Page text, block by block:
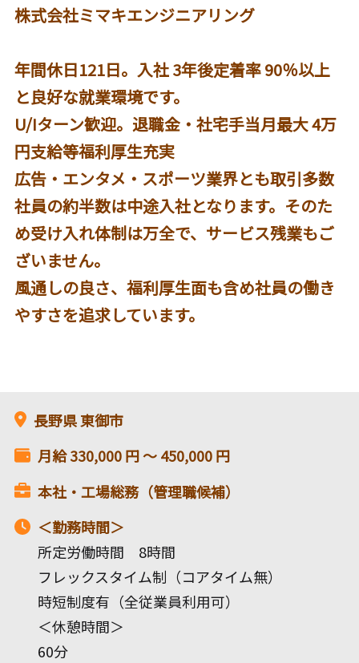
株式会社ミマキエンジニアリング
年間休日121日。入社 3年後定着率 90％以上
と良好な就業環境です。
U/Iターン歓迎。退職金・社宅手当月最大 4万
円支給等福利厚生充実
広告・エンタメ・スポーツ業界とも取引多数
社員の約半数は中途入社となります。そのた
め受け入れ体制は万全で、サービス残業もご
ざいません。
風通しの良さ、福利厚生面も含め社員の働き
やすさを追求しています。
長野県 東御市
月給 330,000 円 〜 450,000円
本社・工場総務（管理職候補）
＜勤務時間＞
所定労働時間 8時間
フレックスタイム制（コアタイム無）
時短制度有（全従業員利用可）
＜休憩時間＞
60分